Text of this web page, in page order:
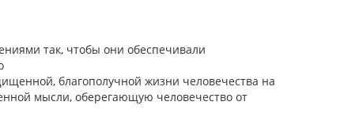
так, чтобы они обеспечивали
благополучной жизни человечества на
мысли, оберегающую человечество от